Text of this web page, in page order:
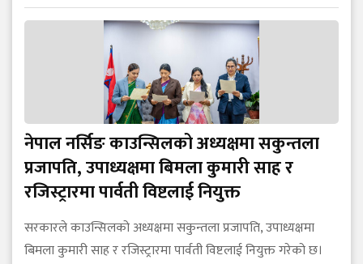
नेपाल नर्सिङ काउन्सिलको अध्यक्षमा सकुन्तला
प्रजापति, उपाध्यक्षमा बिमला कुमारी साह र
रजिस्ट्रारमा पार्वती विष्टलाई नियुक्त
सरकारले काउन्सिलको अध्यक्षमा सकुन्तला प्रजापति, उपाध्यक्षमा
बिमला कुमारी साह र रजिस्ट्रारमा पार्वती विष्टलाई नियुक्त गरेको छ।